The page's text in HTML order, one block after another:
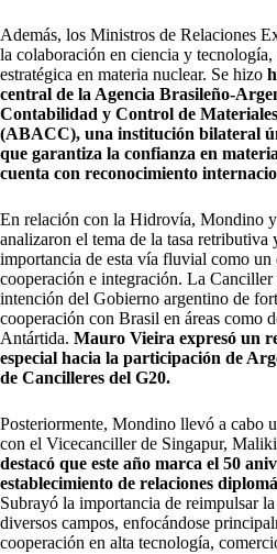
Además, los Ministros de Relaciones
la colaboración en ciencia y tecnología,
estratégica en materia nuclear. Se hizo
central de la Agencia Brasileño-
Contabilidad y Control de
(ABACC), una institución bilateral
que garantiza la confianza en
cuenta con reconocimiento
En relación con la Hidrovía, Mondino
analizaron el tema de la tasa retributiva
importancia de esta vía fluvial como un
cooperación e integración. La
intención del Gobierno argentino de
cooperación con Brasil en áreas como
Antártida. Mauro Vieira expresó un
especial hacia la participación de
de Cancilleres del G20.
Posteriormente, Mondino llevó a cabo
con el Vicecanciller de Singapur,
destacó que este año marca el 50
establecimiento de relaciones
Subrayó la importancia de reimpulsar
diversos campos, enfocándose
cooperación en alta tecnología,